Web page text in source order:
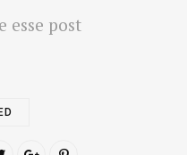
esse post